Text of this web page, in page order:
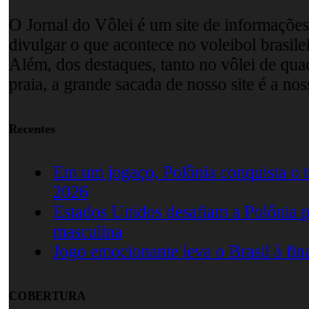
O Jornal do Vôlei é um site de
divulgar o que acontece no voleibol
Além, dos destaques, tanto no vôlei de
praia, a grande sacada de nosso site é a
Recentes
Em um jogaço, Polônia conquista o
2026
Estados Unidos desafiam a
masculina
Jogo emocionante leva o Brasil à
COBERTURA